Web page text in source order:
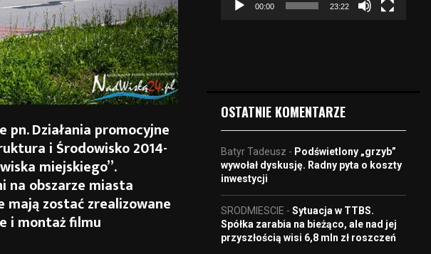
pn. Działania promocyjne
i Środowisko 2014-
miejskiego”.
na obszarze miasta
zostać zrealizowane
i montaż filmu
e
o
00:00 23:22
OSTATNIE KOMENTARZE
Batyr Tadeusz - Podświetlony „grzyb”
wywołał dyskusję. Radny pyta o koszty
inwestycji
SRODMIESCIE - Sytuacja w TTBS.
Spółka zarabia na bieżąco, ale nad jej
przyszłością wisi 6,8 mln zł roszczeń